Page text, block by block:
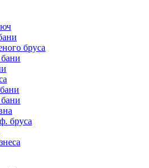
бруса
бруса